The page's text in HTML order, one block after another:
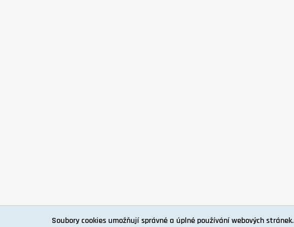
Soubory cookies umožňují správné a úplné používání webových stránek.